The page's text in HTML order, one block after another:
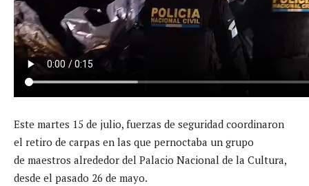
Este martes 15 de julio, fuerzas de seguridad coordinaron
el retiro de carpas en las que pernoctaba un grupo
de maestros alrededor del Palacio Nacional de la Cultura,
desde el pasado 26 de mayo.